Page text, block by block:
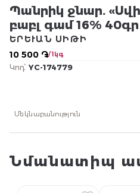
Պանրիկ ջնար.
բաբլ գամ 16% 40գր
10 500 ֏/ 1կգ
ԵՐԵՒԱՆ ՍԻԹԻ
Կոդ՝ YC-174779
Մեկնաբանություն
Նմանատիպ